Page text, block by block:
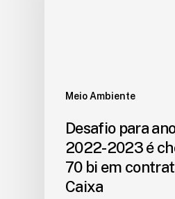
Meio Ambiente
Desafio para
2022-2023 é
70 bi em
Caixa